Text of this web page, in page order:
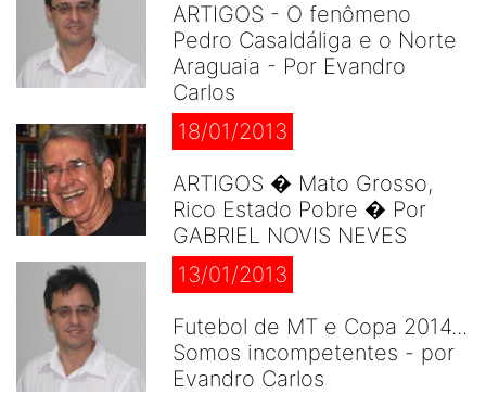
ARTIGOS - O fenômeno
Pedro Casaldáliga e o Norte
Araguaia - Por Evandro
Carlos
18/01/2013
ARTIGOS � Mato Grosso,
Rico Estado Pobre � Por
GABRIEL NOVIS NEVES
13/01/2013
Futebol de MT e Copa 2014...
Somos incompetentes - por
Evandro Carlos